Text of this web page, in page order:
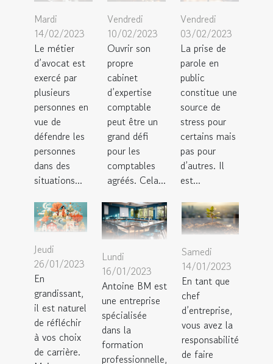
Mardi
14/02/2023
Le métier
d’avocat est
exercé par
plusieurs
personnes en
vue de
défendre les
personnes
dans des
situations...
Vendredi
10/02/2023
Ouvrir son
propre
cabinet
d’expertise
comptable
peut être un
grand défi
pour les
comptables
agréés. Cela...
Vendredi
03/02/2023
La prise de
parole en
public
constitue une
source de
stress pour
certains mais
pas pour
d’autres. Il
est...
Jeudi
26/01/2023
En
grandissant,
il est naturel
de réfléchir
à vos choix
de carrière.
Lundi
16/01/2023
Antoine BM est
une entreprise
spécialisée
dans la
formation
professionnelle,
Samedi
14/01/2023
En tant que
chef
d’entreprise,
vous avez la
responsabilité
de faire